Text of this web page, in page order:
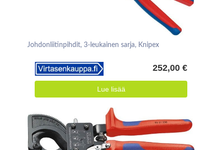
Johdonliitinpihdit, 3-leukainen sarja, Knipex
252,00 €
Lue lisää